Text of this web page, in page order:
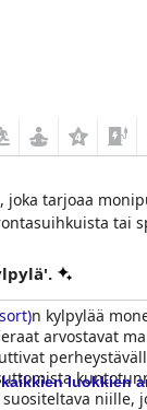
joka tarjoaa
n kylpylää
arvostavat
niille,
luokkien